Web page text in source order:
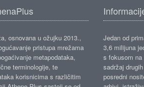
osnovana u ožujku 2013.,
pristupa mrežama
metapodataka,
terminologije, te
korisnicima s različitim
Jedan od
3,6 milijuna
s fokusom
sadržaj
posredni